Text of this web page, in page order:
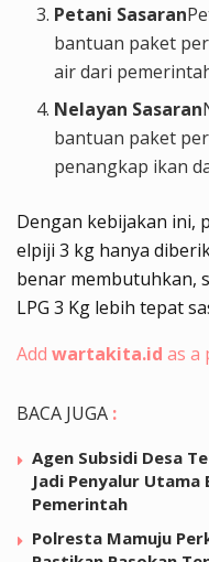
Petani Sasaran
bantuan paket
air dari
Nelayan Sasaran
bantuan paket
penangkap ikan
Dengan kebijakan ini,
elpiji 3 kg hanya
benar membutuhkan,
LPG 3 Kg lebih tepat
Add wartakita.id as a
BACA JUGA :
Agen Subsidi Desa
Jadi Penyalur
Pemerintah
Polresta Mamuju